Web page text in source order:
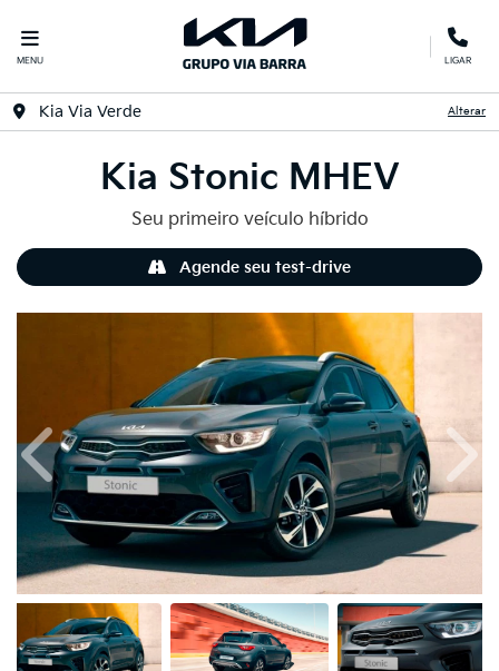
MENU LIGAR
Kia Via Verde Alterar
Kia Stonic MHEV
Seu primeiro veículo híbrido
Agende seu test-drive
Anterior